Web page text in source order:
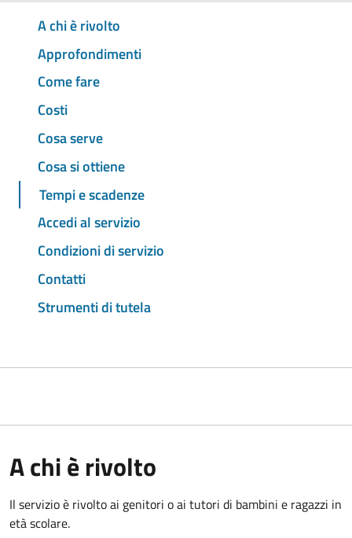
A chi è rivolto
Approfondimenti
Come fare
Costi
Cosa serve
Cosa si ottiene
Tempi e scadenze
Accedi al servizio
Condizioni di servizio
Contatti
Strumenti di tutela
A chi è rivolto
Il servizio è rivolto ai genitori o ai tutori di bambini e ragazzi in
età scolare.